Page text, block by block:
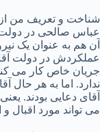
شناخت و تعریف من
عباس صالحی در دولت
آن هم به عنوان یک
عملکردش در دولت
جریان خاص کار می
ندارد. اما به هر حال
آقای دعایی بودند.
می تواند مورد اقبال